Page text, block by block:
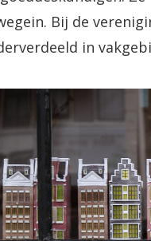
Bij de
in